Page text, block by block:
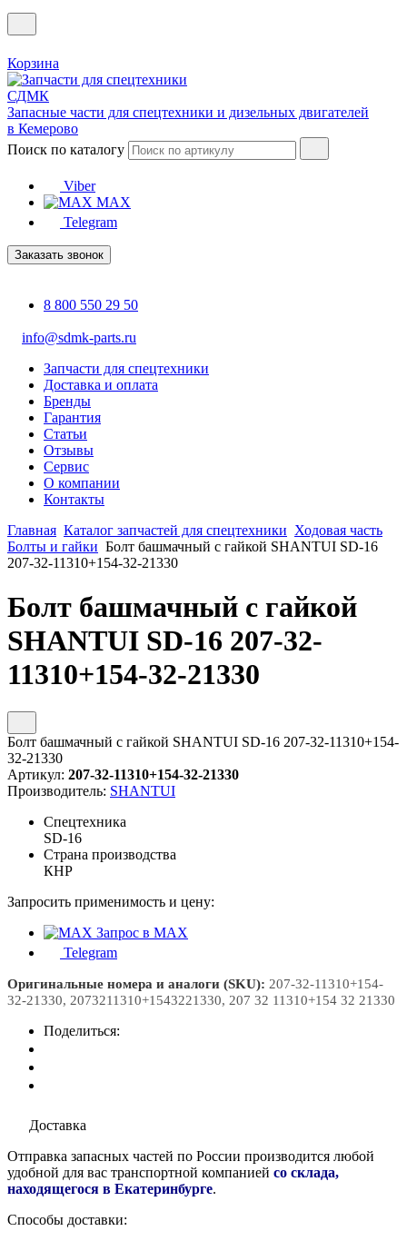
Корзина
Запасные части для спецтехники и дизельных двигателей
в Кемерово
Поиск по каталогу
Viber
MAX
Telegram
Заказать звонок
8 800 550 29 50
info@sdmk-parts.ru
Запчасти для спецтехники
Доставка и оплата
Бренды
Гарантия
Статьи
Отзывы
Сервис
О компании
Контакты
Главная Каталог запчастей для спецтехники Ходовая часть
Болты и гайки Болт башмачный с гайкой SHANTUI SD-16
207-32-11310+154-32-21330
Болт башмачный с гайкой
SHANTUI SD-16 207-32-
11310+154-32-21330
Болт башмачный с гайкой SHANTUI SD-16 207-32-11310+154-
32-21330
Артикул: 207-32-11310+154-32-21330
Производитель: SHANTUI
Спецтехника
SD-16
Страна производства
КНР
Запросить применимость и цену:
Запрос в MAX
Telegram
Оригинальные номера и аналоги (SKU): 207-32-11310+154-
32-21330, 2073211310+1543221330, 207 32 11310+154 32 21330
Поделиться:
Доставка
Отправка запасных частей по России производится любой
удобной для вас транспортной компанией со склада,
находящегося в Екатеринбурге.
Способы доставки: